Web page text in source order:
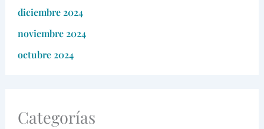
diciembre 2024
noviembre 2024
octubre 2024
Categorías